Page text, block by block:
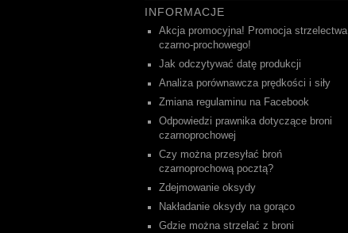
INFORMACJE
Akcja promocyjna! Promocja strzelectwa
czarno-prochowego!
Jak odczytywać datę produkcji
Analiza porównawcza prędkości i siły
Zmiana regulaminu na Facebook
Odpowiedzi prawnika dotyczące broni
czarnoprochowej
Czy można przesyłać broń
czarnoprochową pocztą?
Zdejmowanie oksydy
Nakładanie oksydy na gorąco
Gdzie można strzelać z broni